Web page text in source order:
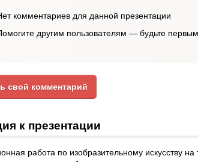
комментариев для данной презентации
другим пользователям — будьте
свой комментарий
к презентации
работа по изобразительному искусству